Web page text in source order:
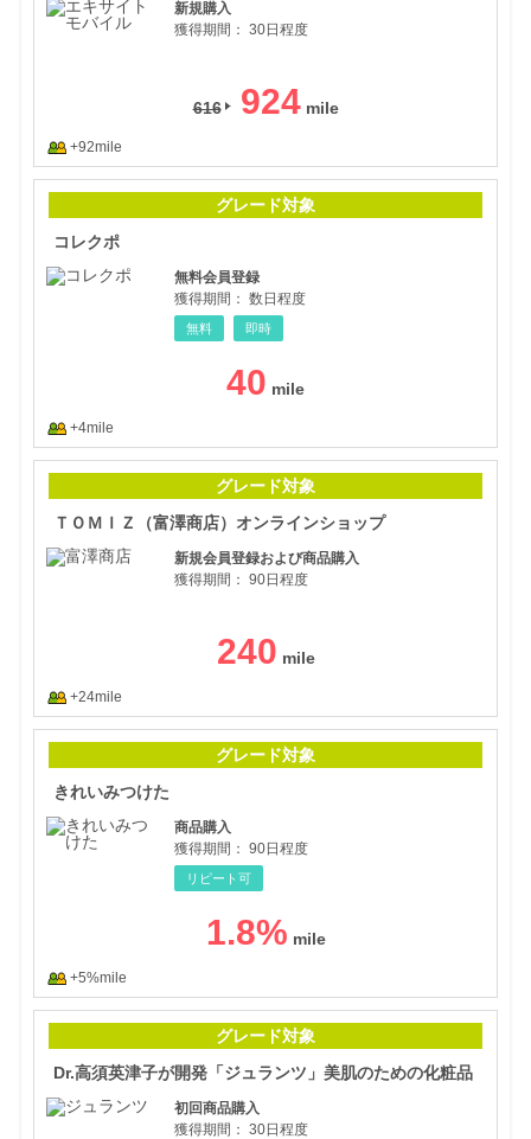
新規購入
獲得期間： 30日程度
616 924
+92mile
グレード対象
コレクポ
無料会員登録
獲得期間： 数日程度
無料 即時
40
+4mile
グレード対象
ＴＯＭＩＺ（富澤商店）オンラインショップ
新規会員登録および商品購入
獲得期間： 90日程度
240
+24mile
グレード対象
きれいみつけた
商品購入
獲得期間： 90日程度
リピート可
1.8%
+5%mile
グレード対象
Dr.高須英津子が開発「ジュランツ」美肌のための化粧品
初回商品購入
獲得期間： 30日程度